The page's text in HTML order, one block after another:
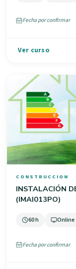
Fecha por confirmar
Ver curso
CONSTRUCCION
INSTALACIÓN
(IMAI013PO)
60 h Online
Fecha por confirmar